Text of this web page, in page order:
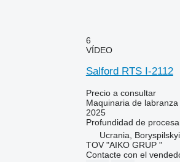
6
VÍDEO
Salford RTS I-2112
Precio a consultar
Maquinaria de
2025
Profundidad de
Ucrania,
TOV "AIKO GRUP "
Contacte con el